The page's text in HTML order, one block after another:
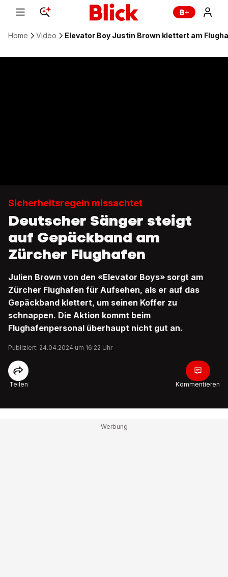
Home Video Elevator Boy Justin Brown klettert am
Sicherheitsregeln missachtet
Deutscher Sänger steigt
auf Gepäckband am
Zürcher Flughafen
Julien Brown von den «Elevator Boys» sorgt am
Zürcher Flughafen für Aufsehen, als er auf das
Gepäckband klettert, um seinen Koffer zu
schnappen. Die Aktion kommt beim
Flughafenpersonal überhaupt nicht gut an.
Publiziert: 24.04.2024 um 16:22 Uhr
Teilen Kommentieren